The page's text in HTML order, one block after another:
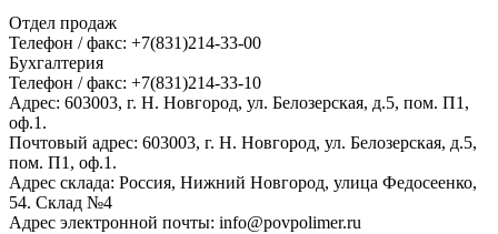
Отдел продаж
Телефон / факс: +7(831)214-33-00
Бухгалтерия
Телефон / факс: +7(831)214-33-10
Адрес: 603003, г. Н. Новгород, ул. Белозерская, д.5, пом. П1,
оф.1.
Почтовый адрес: 603003, г. Н. Новгород, ул. Белозерская, д.5,
пом. П1, оф.1.
Адрес склада: Россия, Нижний Новгород, улица Федосеенко,
54. Склад №4
Адрес электронной почты: info@povpolimer.ru